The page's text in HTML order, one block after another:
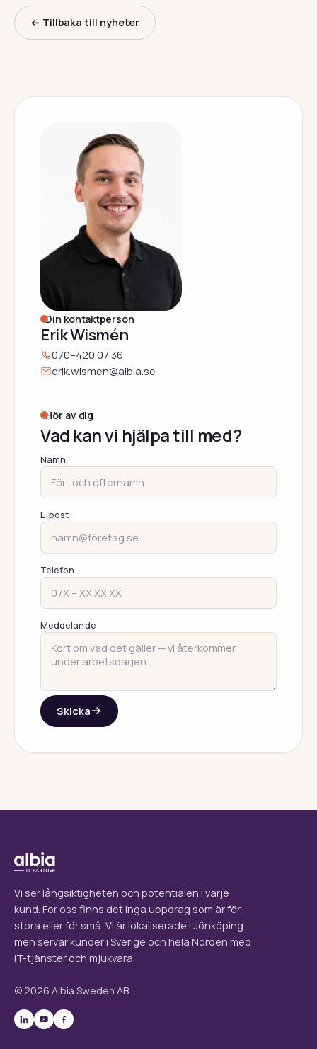
← Tillbaka till nyheter
Din kontaktperson
Erik Wismén
070–420 07 36
erik.wismen@albia.se
Hör av dig
Vad kan vi hjälpa till med?
Namn
E-post
Telefon
Meddelande
Skicka
Vi ser långsiktigheten och potentialen i varje
kund. För oss finns det inga uppdrag som är för
stora eller för små. Vi är lokaliserade i Jönköping
men servar kunder i Sverige och hela Norden med
IT-tjänster och mjukvara.
© 2026 Albia Sweden AB